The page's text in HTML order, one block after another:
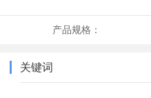
产品规格：
关键词